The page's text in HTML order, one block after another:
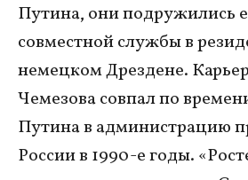
Путина, они подружились
совместной службы в
немецком Дрездене.
Чемезова совпал по
Путина в администрацию
России в 1990-е годы.